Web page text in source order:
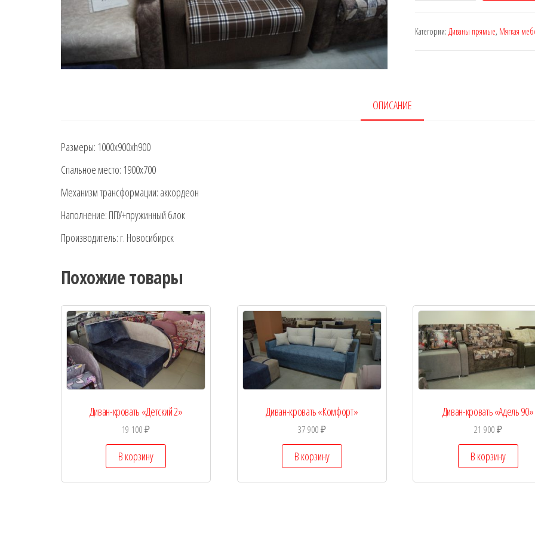
"Адель-70"
Категории: Диваны прямые, Мягкая
ОПИСАНИЕ
Размеры: 1000х900хh900
Спальное место: 1900х700
Механизм трансформации: аккордеон
Наполнение: ППУ+пружинный блок
Производитель: г. Новосибирск
Похожие товары
Диван-кровать «Детский 2»
19 100₽
В корзину
Диван-кровать «Комфорт»
37 900₽
В корзину
Диван-кровать «Адель 90»
21 900₽
В корзину